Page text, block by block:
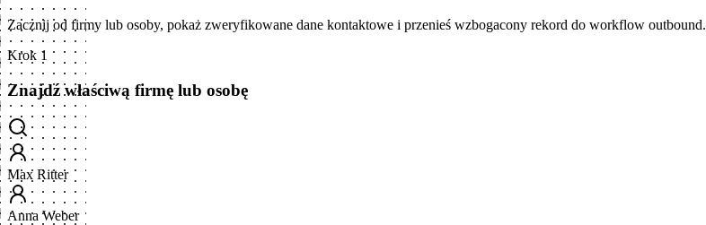
Zacznij od firmy lub osoby, pokaż zweryfikowane dane kontaktowe i przenieś wzbogacony rekord do workflow outbound.
Krok 1
Znajdź właściwą firmę lub osobę
Max Ritter
Anna Weber